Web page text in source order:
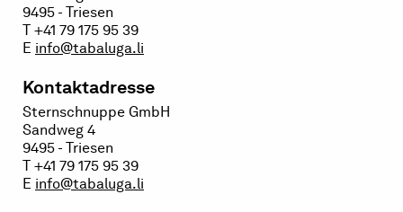
9495 - Triesen
T +41 79 175 95 39
E info@tabaluga.li
Kontaktadresse
Sternschnuppe GmbH
Sandweg 4
9495 - Triesen
T +41 79 175 95 39
E info@tabaluga.li